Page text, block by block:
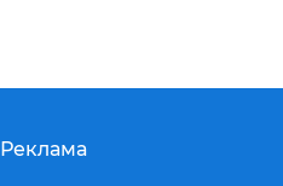
Реклама